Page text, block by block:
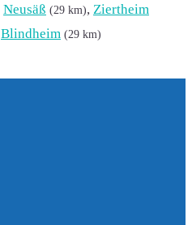
Neusäß (29 km), Ziertheim
Blindheim (29 km)